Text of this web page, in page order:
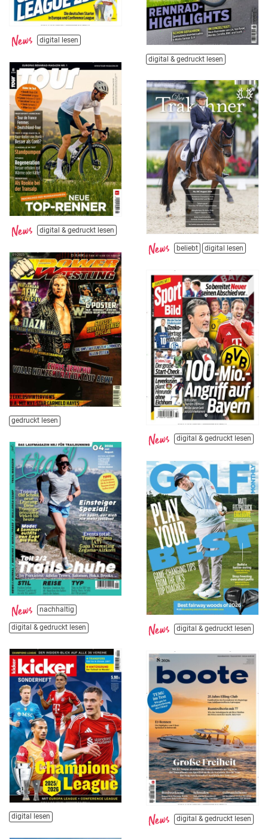
digital lesen
digital & gedruckt lesen
digital & gedruckt lesen
beliebt digital lesen
gedruckt lesen
digital & gedruckt lesen
nachhaltig
digital & gedruckt lesen digital & gedruckt lesen
digital lesen digital & gedruckt lesen